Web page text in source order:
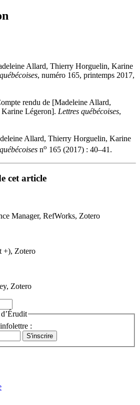
Allard, Thierry Horguelin, Karine
, numéro 165, printemps 2017,
rendu de [Madeleine Allard,
Légeron]. Lettres québécoises,
Allard, Thierry Horguelin, Karine
no 165 (2017) : 40–41.
cet article
Manager, RefWorks, Zotero
+), Zotero
Zotero
: